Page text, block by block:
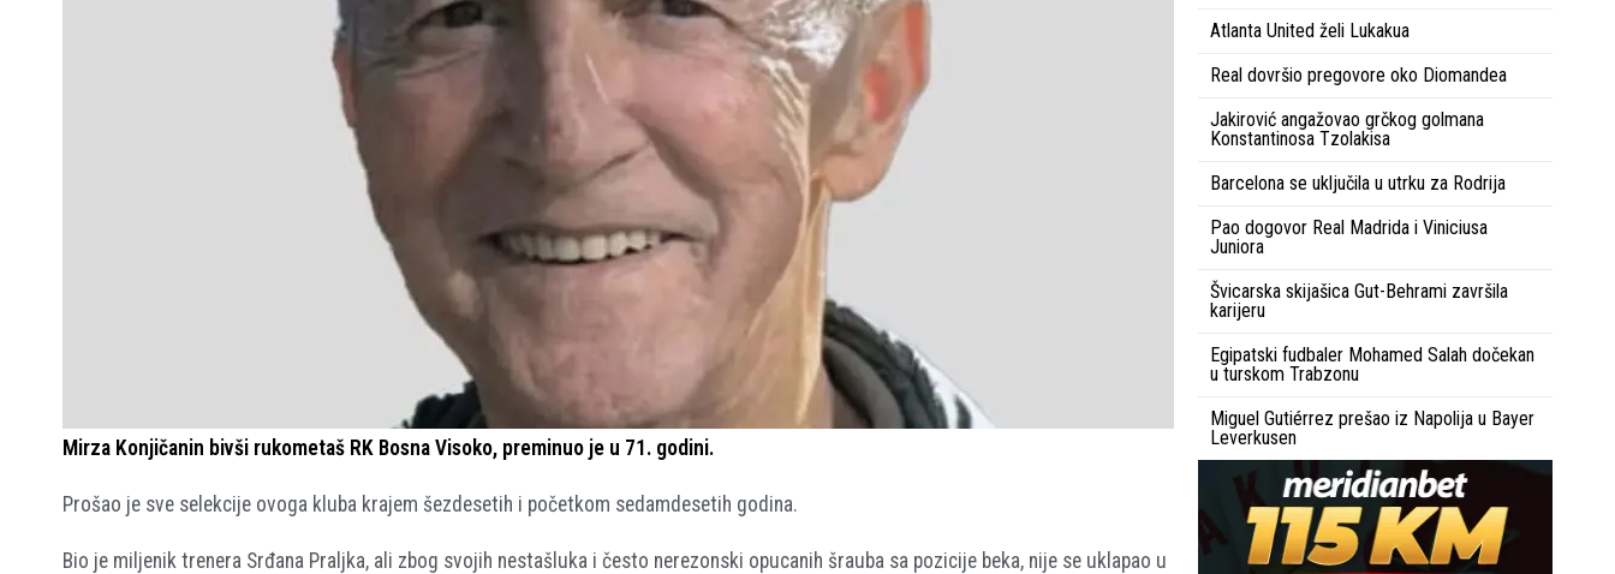
Mirza Konjičanin bivši rukometaš RK Bosna Visoko, preminuo je u 71. godini.
Prošao je sve selekcije ovoga kluba krajem šezdesetih i početkom sedamdesetih godina.
Bio je miljenik trenera Srđana Praljka, ali zbog svojih nestašluka i često nerezonski opucanih šrauba sa pozicije beka, nije se uklapao u
Atlanta United želi Lukakua
Real dovršio pregovore oko Diomandea
Jakirović angažovao grčkog golmana
Konstantinosa Tzolakisa
Barcelona se uključila u utrku za Rodrija
Pao dogovor Real Madrida i Viniciusa
Juniora
Švicarska skijašica Gut-Behrami završila
karijeru
Egipatski fudbaler Mohamed Salah dočekan
u turskom Trabzonu
Miguel Gutiérrez prešao iz Napolija u Bayer
Leverkusen